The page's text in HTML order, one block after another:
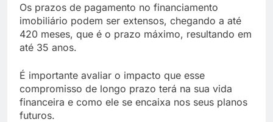
Os prazos de pagamento no financiamento
imobiliário podem ser extensos, chegando a até
420 meses, que é o prazo máximo, resultando em
até 35 anos.
É importante avaliar o impacto que esse
compromisso de longo prazo terá na sua vida
financeira e como ele se encaixa nos seus planos
futuros.